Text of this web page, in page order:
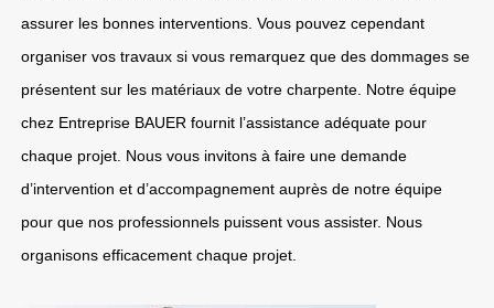
assurer les bonnes interventions. Vous pouvez cependant
organiser vos travaux si vous remarquez que des dommages se
présentent sur les matériaux de votre charpente. Notre équipe
chez Entreprise BAUER fournit l’assistance adéquate pour
chaque projet. Nous vous invitons à faire une demande
d’intervention et d’accompagnement auprès de notre équipe
pour que nos professionnels puissent vous assister. Nous
organisons efficacement chaque projet.